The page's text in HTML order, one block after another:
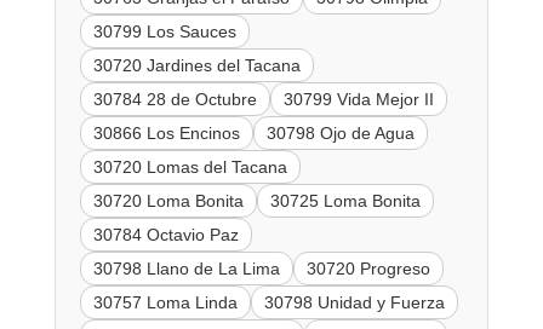
30799 Los Sauces
30720 Jardines del Tacana
30784 28 de Octubre
30799 Vida Mejor II
30866 Los Encinos
30798 Ojo de Agua
30720 Lomas del Tacana
30720 Loma Bonita
30725 Loma Bonita
30784 Octavio Paz
30798 Llano de La Lima
30720 Progreso
30757 Loma Linda
30798 Unidad y Fuerza